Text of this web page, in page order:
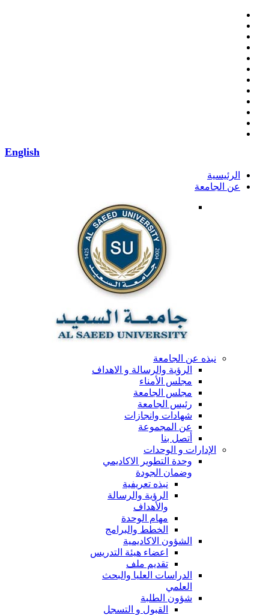
English
الرئيسية
عن الجامعة
نبذه عن الجامعة
الرؤية والرسالة و الاهداف
مجلس الأمناء
مجلس الجامعة
رئيس الجامعة
شهادات وانجازات
عن المجموعة
أتصل بنا
الإدارات و الوحدات
وحدة التطوير الاكاديمي
وضمان الجودة
نبذه تعريفية
الرؤية والرسالة
والأهداف
مهام الوحدة
الخطط والبرامج
الشؤون الاكاديمية
اعضاء هيئة التدريس
تقديم ملف
الدراسات العليا والبحث
العلمي
شؤون الطلبة
القبول و التسجل